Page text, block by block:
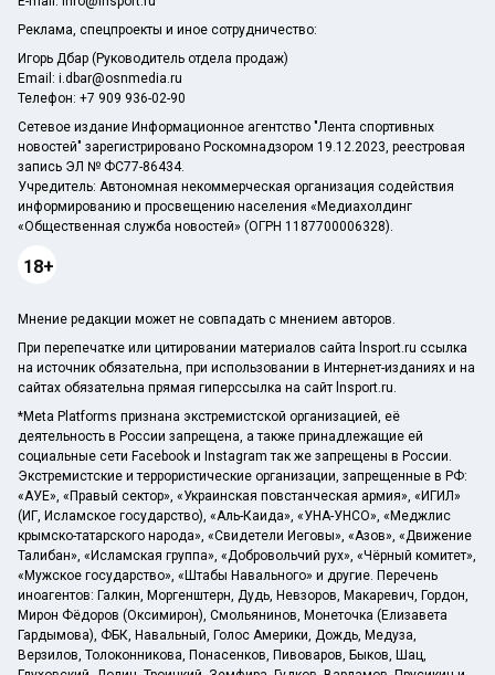
Реклама, спецпроекты и иное сотрудничество:
Игорь Дбар (Руководитель отдела продаж)
Email: i.dbar@osnmedia.ru
Телефон: +7 909 936-02-90
Сетевое издание Информационное агентство "Лента спортивных
новостей" зарегистрировано Роскомнадзором 19.12.2023, реестровая
запись ЭЛ № ФС77-86434.
Учредитель: Автономная некоммерческая организация содействия
информированию и просвещению населения «Медиахолдинг
«Общественная служба новостей» (ОГРН 1187700006328).
18+
Мнение редакции может не совпадать с мнением авторов.
При перепечатке или цитировании материалов сайта lnsport.ru ссылка
на источник обязательна, при использовании в Интернет-изданиях и на
сайтах обязательна прямая гиперссылка на сайт lnsport.ru.
*Meta Platforms признана экстремистской организацией, её
деятельность в России запрещена, а также принадлежащие ей
социальные сети Facebook и Instagram так же запрещены в России.
Экстремистские и террористические организации, запрещенные в РФ:
«АУЕ», «Правый сектор», «Украинская повстанческая армия», «ИГИЛ»
(ИГ, Исламское государство), «Аль-Каида», «УНА-УНСО», «Меджлис
крымско-татарского народа», «Свидетели Иеговы», «Азов», «Движение
Талибан», «Исламская группа», «Добровольчий рух», «Чёрный комитет»,
«Мужское государство», «Штабы Навального» и другие. Перечень
иноагентов: Галкин, Моргенштерн, Дудь, Невзоров, Макаревич, Гордон,
Мирон Фёдоров (Оксимирон), Смольянинов, Монеточка (Елизавета
Гардымова), ФБК, Навальный, Голос Америки, Дождь, Медуза,
Верзилов, Толоконникова, Понасенков, Пивоваров, Быков, Шац,